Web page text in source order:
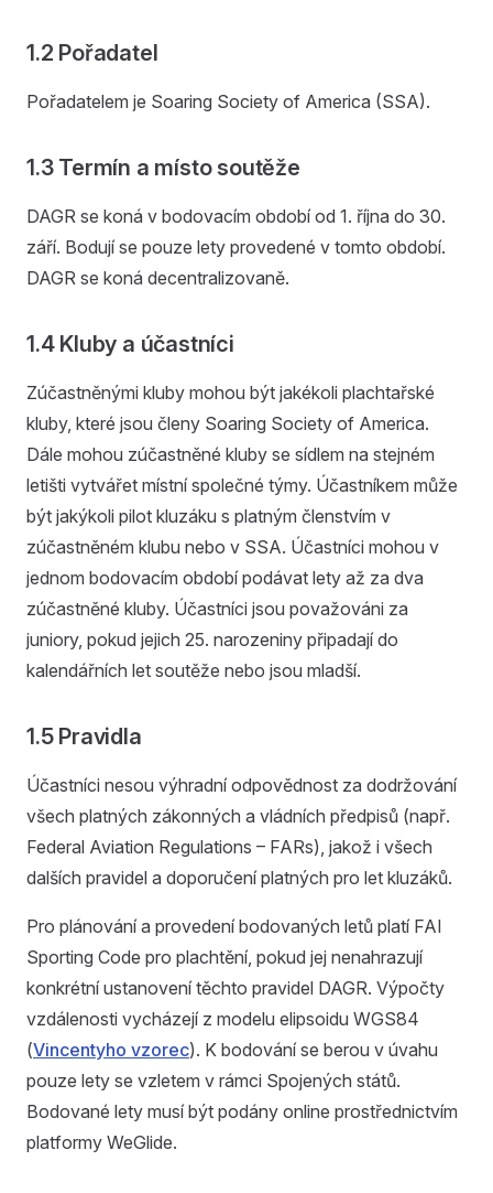
1.2 Pořadatel
Pořadatelem je Soaring Society of America (SSA).
1.3 Termín a místo soutěže
DAGR se koná v bodovacím období od 1. října do 30.
září. Bodují se pouze lety provedené v tomto období.
DAGR se koná decentralizovaně.
1.4 Kluby a účastníci
Zúčastněnými kluby mohou být jakékoli plachtařské
kluby, které jsou členy Soaring Society of America.
Dále mohou zúčastněné kluby se sídlem na stejném
letišti vytvářet místní společné týmy. Účastníkem může
být jakýkoli pilot kluzáku s platným členstvím v
zúčastněném klubu nebo v SSA. Účastníci mohou v
jednom bodovacím období podávat lety až za dva
zúčastněné kluby. Účastníci jsou považováni za
juniory, pokud jejich 25. narozeniny připadají do
kalendářních let soutěže nebo jsou mladší.
1.5 Pravidla
Účastníci nesou výhradní odpovědnost za dodržování
všech platných zákonných a vládních předpisů (např.
Federal Aviation Regulations – FARs), jakož i všech
dalších pravidel a doporučení platných pro let kluzáků.
Pro plánování a provedení bodovaných letů platí FAI
Sporting Code pro plachtění, pokud jej nenahrazují
konkrétní ustanovení těchto pravidel DAGR. Výpočty
vzdálenosti vycházejí z modelu elipsoidu WGS84
(Vincentyho vzorec). K bodování se berou v úvahu
pouze lety se vzletem v rámci Spojených států.
Bodované lety musí být podány online prostřednictvím
platformy WeGlide.